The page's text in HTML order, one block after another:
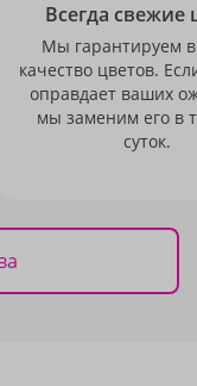
Всегда свежие
Мы гарантируем
качество цветов.
оправдает ваших
мы заменим его в
суток.